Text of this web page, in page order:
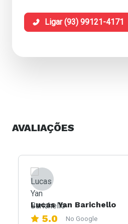
Ligar (93) 99121-4171
AVALIAÇÕES
Lucas Yan Barichello
5.0 No Google